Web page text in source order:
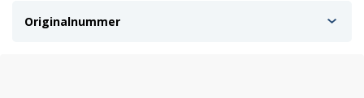
Originalnummer